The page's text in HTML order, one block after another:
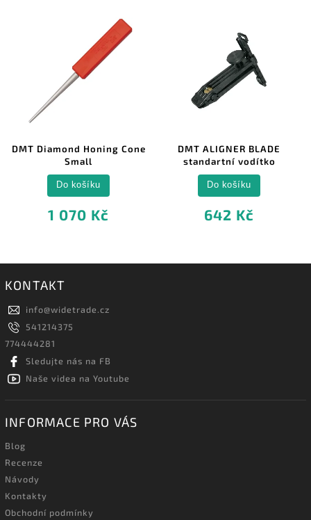
DMT Diamond Honing Cone
Small
1 070 Kč
Do košíku
DMT ALIGNER BLADE
standartní vodítko
642 Kč
Do košíku
KONTAKT
info@widetrade.cz
541214375
774444281
Sledujte nás na FB
Naše videa na Youtube
INFORMACE PRO VÁS
Blog
Recenze
Návody
Kontakty
Obchodní podmínky